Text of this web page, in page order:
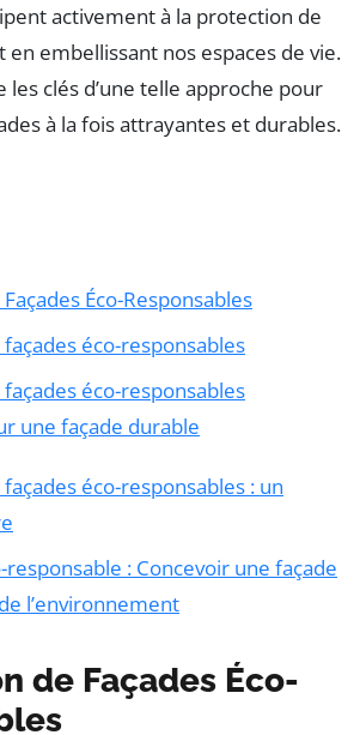
activement à la protection de
embellissant nos espaces de vie.
les clés d’une telle approche pour
à la fois attrayantes et durables.
Éco-Responsables
éco-responsables
éco-responsables
une façade durable
éco-responsables : un
: Concevoir une façade
l’environnement
de Façades Éco-